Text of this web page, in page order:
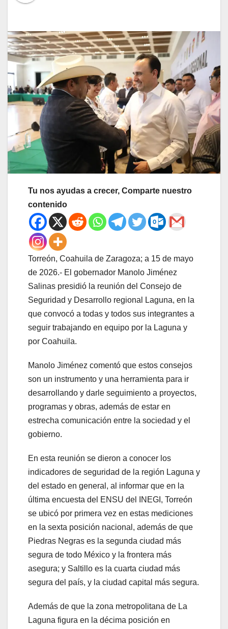
Tu nos ayudas a crecer, Comparte nuestro
contenido
Torreón, Coahuila de Zaragoza; a 15 de mayo
de 2026.- El gobernador Manolo Jiménez
Salinas presidió la reunión del Consejo de
Seguridad y Desarrollo regional Laguna, en la
que convocó a todas y todos sus integrantes a
seguir trabajando en equipo por la Laguna y
por Coahuila.
Manolo Jiménez comentó que estos consejos
son un instrumento y una herramienta para ir
desarrollando y darle seguimiento a proyectos,
programas y obras, además de estar en
estrecha comunicación entre la sociedad y el
gobierno.
En esta reunión se dieron a conocer los
indicadores de seguridad de la región Laguna y
del estado en general, al informar que en la
última encuesta del ENSU del INEGI, Torreón
se ubicó por primera vez en estas mediciones
en la sexta posición nacional, además de que
Piedras Negras es la segunda ciudad más
segura de todo México y la frontera más
asegura; y Saltillo es la cuarta ciudad más
segura del país, y la ciudad capital más segura.
Además de que la zona metropolitana de La
Laguna figura en la décima posición en